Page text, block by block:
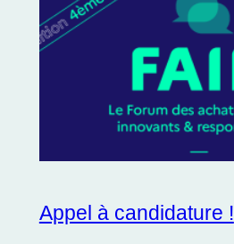
Appel à candidature !